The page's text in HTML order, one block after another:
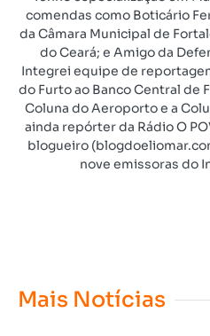
comendas como Boticário
da Câmara Municipal de
do Ceará; e Amigo da
Integrei equipe de
do Furto ao Banco Central de
Coluna do Aeroporto e a
ainda repórter da Rádio O
blogueiro
nove emissoras do
Mais Notícias